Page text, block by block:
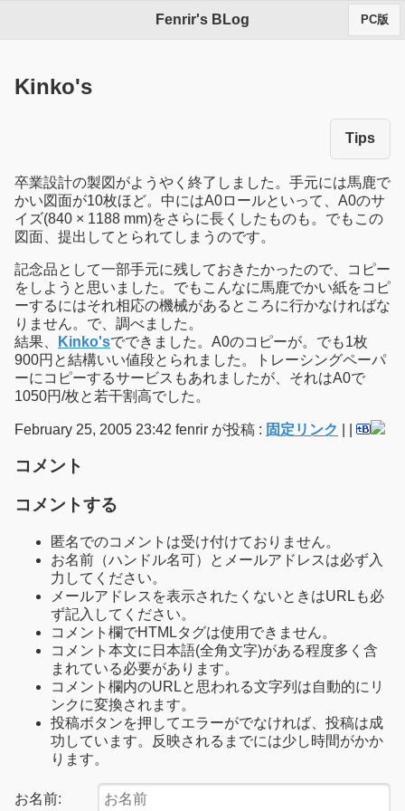
Fenrir's BLog PC版
Kinko's
Tips
卒業設計の製図がようやく終了しました。手元には馬鹿で
かい図面が10枚ほど。中にはA0ロールといって、A0のサ
イズ(840 × 1188 mm)をさらに長くしたものも。でもこの
図面、提出してとられてしまうのです。
記念品として一部手元に残しておきたかったので、コピー
をしようと思いました。でもこんなに馬鹿でかい紙をコピ
ーするにはそれ相応の機械があるところに行かなければな
りません。で、調べました。
結果、
Kinko'sでできました。A0のコピーが。でも1枚
900円と結構いい値段とられました。トレーシングペーパ
ーにコピーするサービスもあれましたが、それはA0で
1050円/枚と若干割高でした。
February 25, 2005 23:42 fenrir が投稿 : 固定リンク
コメント
コメントする
匿名でのコメントは受け付けておりません。
お名前（ハンドル名可）とメールアドレスは必ず入
力してください。
メールアドレスを表示されたくないときはURLも必
ず記入してください。
コメント欄でHTMLタグは使用できません。
コメント本文に日本語(全角文字)がある程度多く含
まれている必要があります。
コメント欄内のURLと思われる文字列は自動的にリ
ンクに変換されます。
投稿ボタンを押してエラーがでなければ、投稿は成
功しています。反映されるまでには少し時間がかか
ります。
お名前: